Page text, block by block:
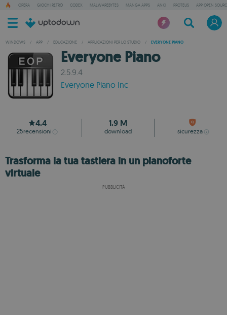
OPERA GIOCHI RETRÒ CODEX MALWAREBYTES MANGA APPS ANKI PROTEUS APP OPEN
WINDOWS / APP / EDUCAZIONE / APPLICAZIONI PER LO STUDIO / EVERYONE PIANO
Everyone Piano
2.5.9.4
Everyone Piano Inc
4.4
25recensioni
1.9 M
download sicurezza
Trasforma la tua tastiera in un pianoforte
virtuale
PUBBLICITÀ